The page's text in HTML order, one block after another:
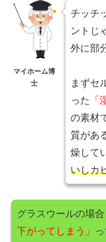
マイホーム博
士
チッチ
ントじ
外に部
まずセ
った 「
の素材
質があ
燥して
いしカ
グラスウールの場合
下がってしまう」